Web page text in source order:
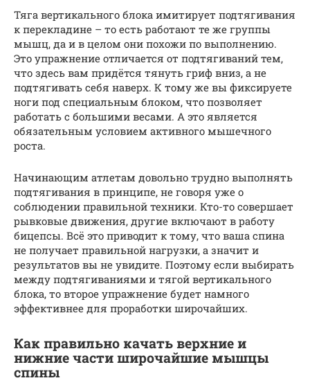
Тяга вертикального блока имитирует подтягивания
к перекладине – то есть работают те же группы
мышц, да и в целом они похожи по выполнению.
Это упражнение отличается от подтягиваний тем,
что здесь вам придётся тянуть гриф вниз, а не
подтягивать себя наверх. К тому же вы фиксируете
ноги под специальным блоком, что позволяет
работать с большими весами. А это является
обязательным условием активного мышечного
роста.
Начинающим атлетам довольно трудно выполнять
подтягивания в принципе, не говоря уже о
соблюдении правильной техники. Кто-то совершает
рывковые движения, другие включают в работу
бицепсы. Всё это приводит к тому, что ваша спина
не получает правильной нагрузки, а значит и
результатов вы не увидите. Поэтому если выбирать
между подтягиваниями и тягой вертикального
блока, то второе упражнение будет намного
эффективнее для проработки широчайших.
Как правильно качать верхние и
нижние части широчайшие мышцы
спины